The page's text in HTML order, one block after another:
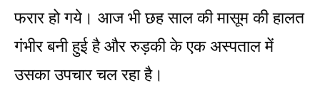
फरार हो गये। आज भी छह साल की मासूम की हालत
गंभीर बनी हुई है और रुड़की के एक अस्पताल में
उसका उपचार चल रहा है।